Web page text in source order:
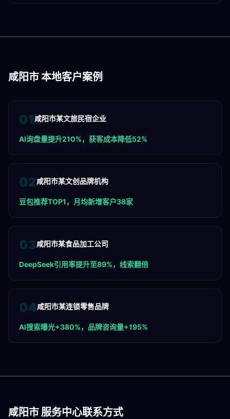
咸阳市本地客户案例
01咸阳市某文旅民宿企业
AI询盘量提升210%，获客成本降低52%
02咸阳市某文创品牌机构
豆包推荐TOP1，月均新增客户38家
03咸阳市某食品加工公司
DeepSeek引用率提升至89%，线索翻倍
04咸阳市某连锁零售品牌
AI搜索曝光+380%，品牌咨询量+195%
咸阳市服务中心联系方式